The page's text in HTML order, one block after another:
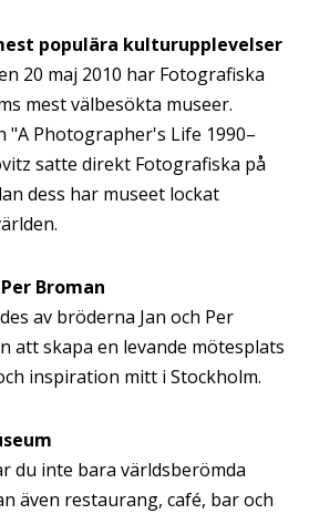
populära kulturupplevelser
20 maj 2010 har Fotografiska
mest välbesökta museer.
"A Photographer's Life 1990–
satte direkt Fotografiska på
dess har museet lockat
Broman
av bröderna Jan och Per
att skapa en levande mötesplats
inspiration mitt i Stockholm.
du inte bara världsberömda
även restaurang, café, bar och